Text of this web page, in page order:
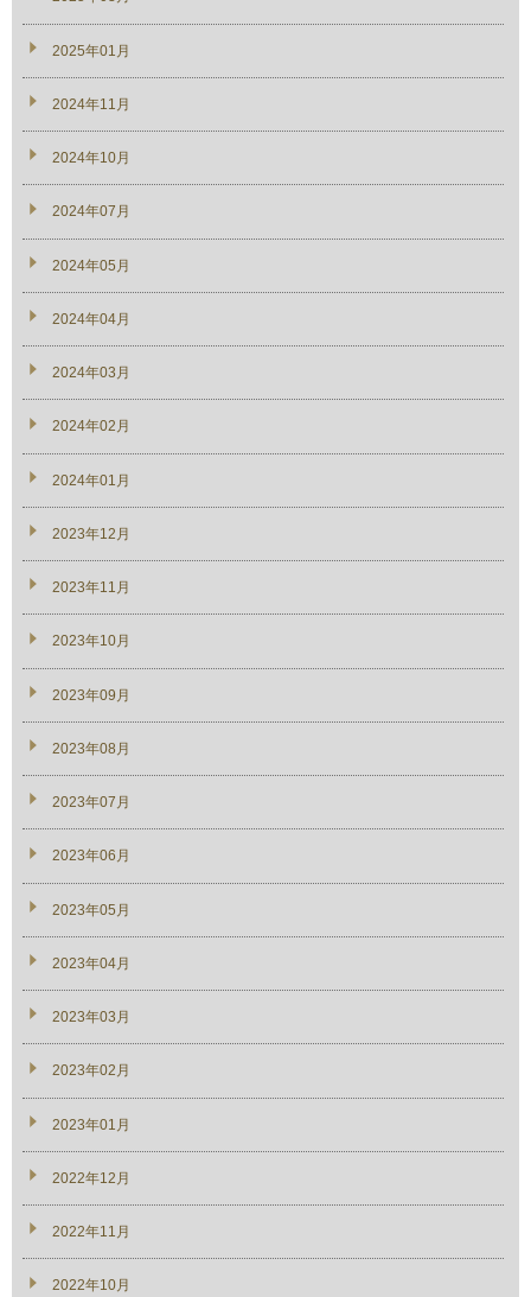
2025年01月
2024年11月
2024年10月
2024年07月
2024年05月
2024年04月
2024年03月
2024年02月
2024年01月
2023年12月
2023年11月
2023年10月
2023年09月
2023年08月
2023年07月
2023年06月
2023年05月
2023年04月
2023年03月
2023年02月
2023年01月
2022年12月
2022年11月
2022年10月